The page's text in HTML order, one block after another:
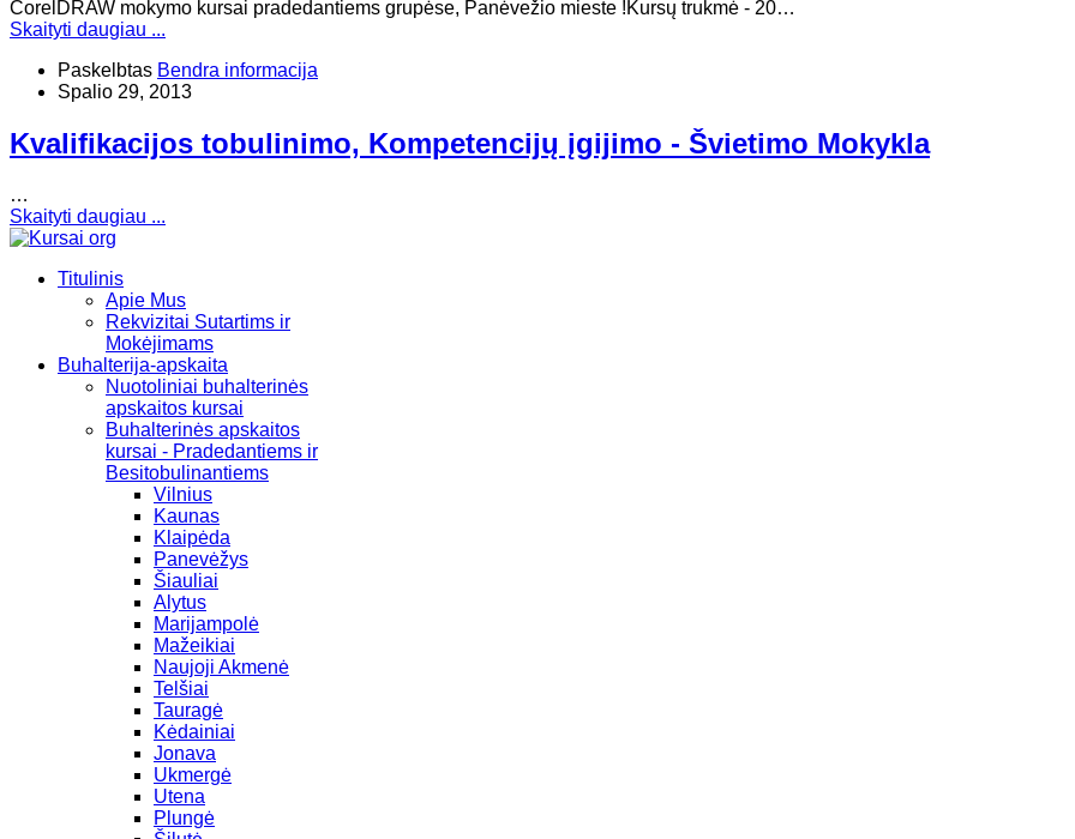
CorelDRAW mokymo kursai pradedantiems grupėse, Panėvežio mieste !Kursų trukmė - 20…
Skaityti daugiau ...
Paskelbtas Bendra informacija
Spalio 29, 2013
Kvalifikacijos tobulinimo, Kompetencijų įgijimo - Švietimo Mokykla
…
Skaityti daugiau ...
Titulinis
Apie Mus
Rekvizitai Sutartims ir
Mokėjimams
Buhalterija-apskaita
Nuotoliniai buhalterinės
apskaitos kursai
Buhalterinės apskaitos
kursai - Pradedantiems ir
Besitobulinantiems
Vilnius
Kaunas
Klaipėda
Panevėžys
Šiauliai
Alytus
Marijampolė
Mažeikiai
Naujoji Akmenė
Telšiai
Tauragė
Kėdainiai
Jonava
Ukmergė
Utena
Plungė